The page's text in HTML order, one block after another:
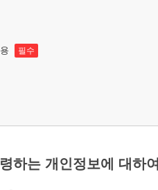
필수
하는 개인정보에 대하여